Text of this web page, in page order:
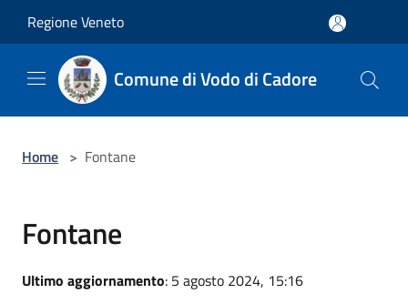
Regione Veneto
Comune di Vodo di Cadore
Home > Fontane
Fontane
Ultimo aggiornamento: 5 agosto 2024, 15:16